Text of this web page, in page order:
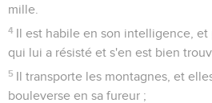
mille.
4 Il est habile en son intelligence, et
qui lui a résisté et s'en est bien
5 Il transporte les montagnes, et
bouleverse en sa fureur ;